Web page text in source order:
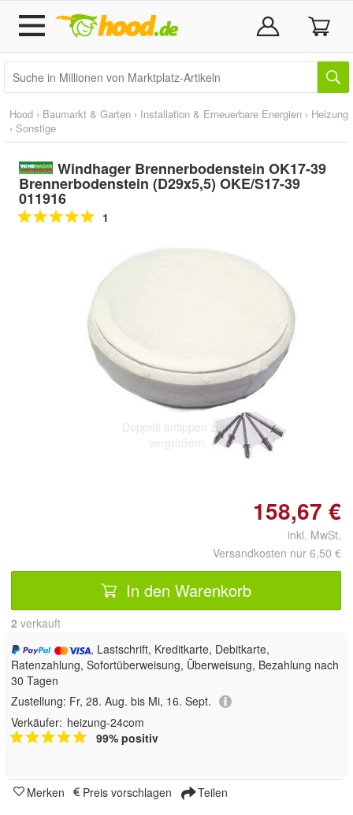
Hood › Baumarkt & Garten › Installation & Erneuerbare Energien › Heizung
› Sonstige
Windhager Brennerbodenstein OK17-39
Brennerbodenstein (D29x5,5) OKE/S17-39
011916
1
Doppelt antippen zum
vergrößern
158,67 €
inkl. MwSt.
Versandkosten nur 6,50 €
In den Warenkorb
2 verkauft
, Lastschrift, Kreditkarte, Debitkarte,
Ratenzahlung, Sofortüberweisung, Überweisung, Bezahlung nach
30 Tagen
Zustellung: Fr, 28. Aug. bis Mi, 16. Sept.
Verkäufer: heizung-24com
99% positiv
Merken Preis vorschlagen Teilen